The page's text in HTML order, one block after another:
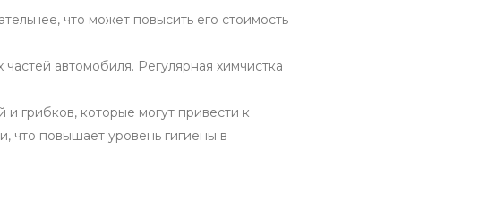
что может повысить его стоимость
автомобиля. Регулярная химчистка
грибков, которые могут привести к
что повышает уровень гигиены в